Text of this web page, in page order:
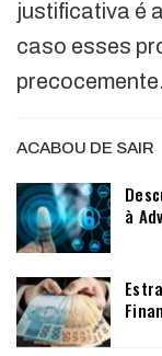
justificativa é
caso esses
precocemente.
ACABOU DE SAIR
à